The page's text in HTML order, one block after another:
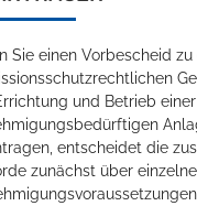
Rathaus
Service
Sie einen Vorbescheid zu
und Betrieb einer
entscheidet die
zunächst über einzelne